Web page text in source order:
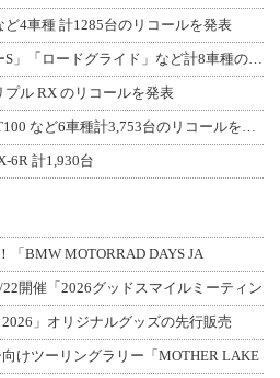
ど4車種 計1285台のリコールを発表
【ハーレー】「スポーツスターS」「ロードグライド」など計8車種のリコールを発表
プル RX のリコールを発表
【トライアンフ】ボンネビル T100 など6車種計3,753台のリコールを発表
6R 計1,930台
「BMW MOTORRAD DAYS JA
開催「2026グッドスマイルミーティン
2026」オリジナルグッズの先行販売
けツーリングラリー「MOTHER LAKE